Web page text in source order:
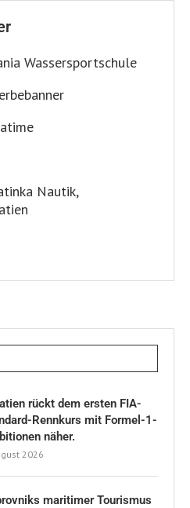
rückt dem ersten FIA-
Rennkurs mit Formel-1-
näher.
2026
maritimer Tourismus